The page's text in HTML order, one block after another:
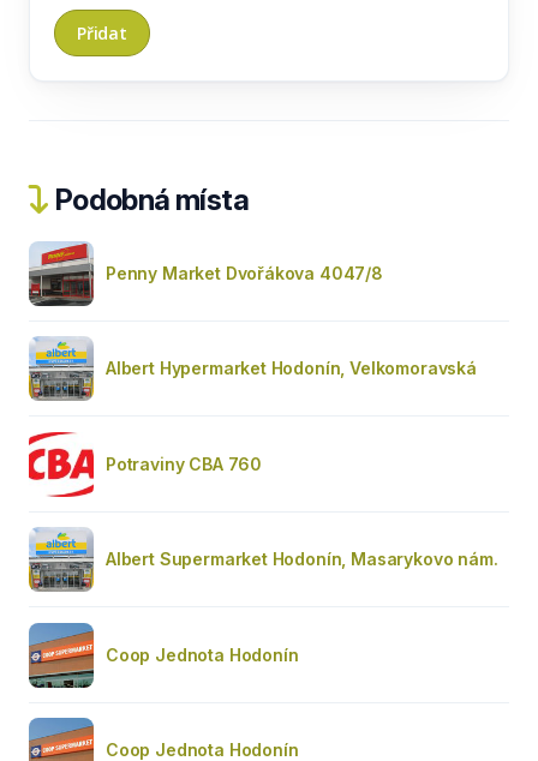
Podobná místa
Penny Market Dvořákova 4047/8
Albert Hypermarket Hodonín, Velkomoravská
Potraviny CBA 760
Albert Supermarket Hodonín, Masarykovo nám.
Coop Jednota Hodonín
Coop Jednota Hodonín